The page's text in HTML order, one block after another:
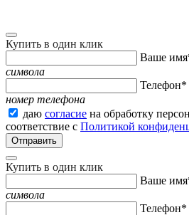
Купить в один клик
Ваше
символа
Телефон*
номер телефона
даю согласие на обработку
соответствие с Политикой
Купить в один клик
Ваше
символа
Телефон*